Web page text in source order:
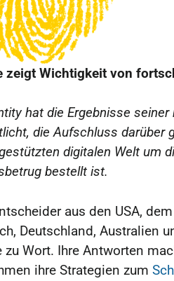
zeigt Wichtigkeit von
hat die Ergebnisse seiner
die Aufschluss darüber
digitalen Welt um
bestellt ist.
aus den USA,
Deutschland, Australien
zu Wort. Ihre Antworten
ihre Strategien zum